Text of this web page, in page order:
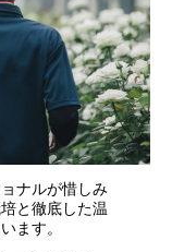
ナルが惜しみ
と徹底した温
ます。